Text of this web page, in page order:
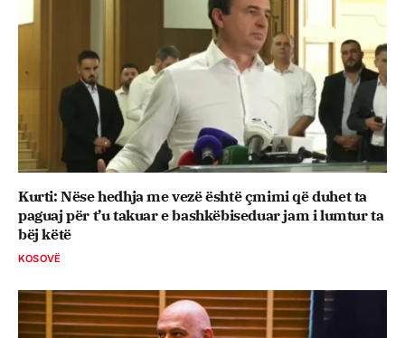
Kurti: Nëse hedhja me vezë është çmimi që duhet ta
paguaj për t’u takuar e bashkëbiseduar jam i lumtur ta
bëj këtë
KOSOVË